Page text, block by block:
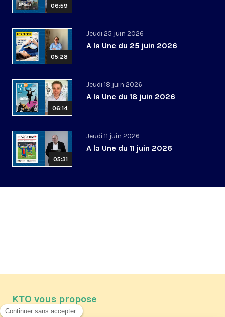
06:59
05:28
Jeudi 25 juin 2026
A la Une du 25 juin 2026
06:14
Jeudi 18 juin 2026
A la Une du 18 juin 2026
05:31
Jeudi 11 juin 2026
A la Une du 11 juin 2026
KTO vous propose